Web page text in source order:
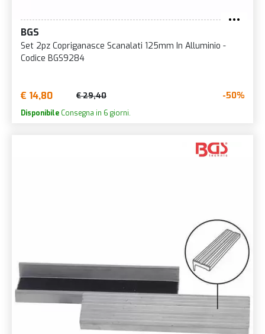
BGS
Set 2pz Copriganasce Scanalati 125mm In Alluminio -
Codice BGS9284
€ 14,80 € 29,40 -50%
Disponibile Consegna in 6 giorni.